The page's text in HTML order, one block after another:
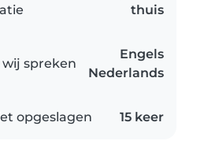
thuis
wij spreken
Engels
Nederlands
opgeslagen 15 keer